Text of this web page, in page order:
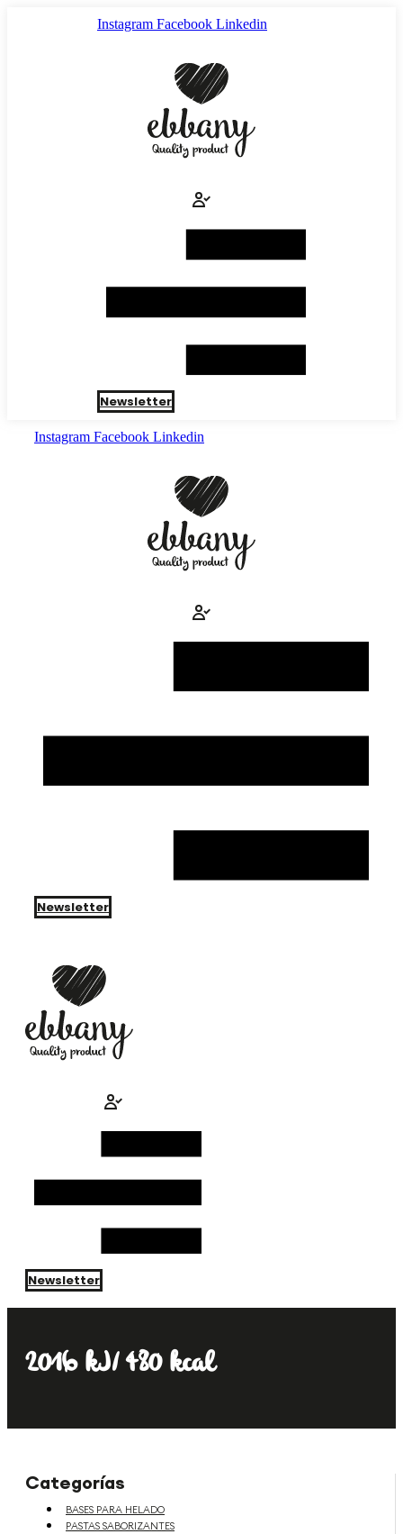
Instagram Facebook Linkedin
Newsletter
Instagram Facebook Linkedin
Newsletter
Newsletter
2016 kJ/ 480 kcal
Categorías
BASES PARA HELADO
PASTAS SABORIZANTES